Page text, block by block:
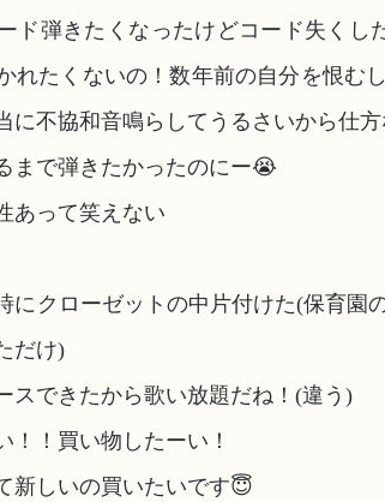
ド弾きたくなったけどコード失くし
れたくないの！数年前の自分を恨む
に不協和音鳴らしてうるさいか
まで弾きたかったのにー😭
あって笑えない
にクローゼットの中片付けた(保育園
だけ)
スできたから歌い放題だね！(違う)
！！買い物したーい！
新しいの買いたいです😇